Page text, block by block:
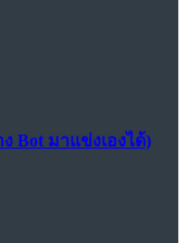
Bot มาแข่งเองได้)